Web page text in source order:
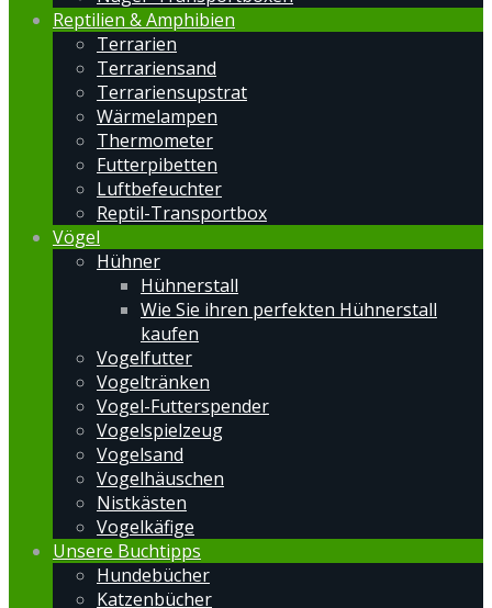
Reptilien & Amphibien
Terrarien
Terrariensand
Terrariensupstrat
Wärmelampen
Thermometer
Futterpibetten
Luftbefeuchter
Reptil-Transportbox
Vögel
Hühner
Hühnerstall
Wie Sie ihren perfekten Hühnerstall
kaufen
Vogelfutter
Vogeltränken
Vogel-Futterspender
Vogelspielzeug
Vogelsand
Vogelhäuschen
Nistkästen
Vogelkäfige
Unsere Buchtipps
Hundebücher
Katzenbücher